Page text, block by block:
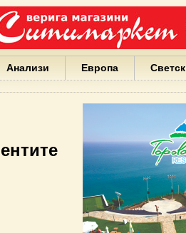
Анализи Европа